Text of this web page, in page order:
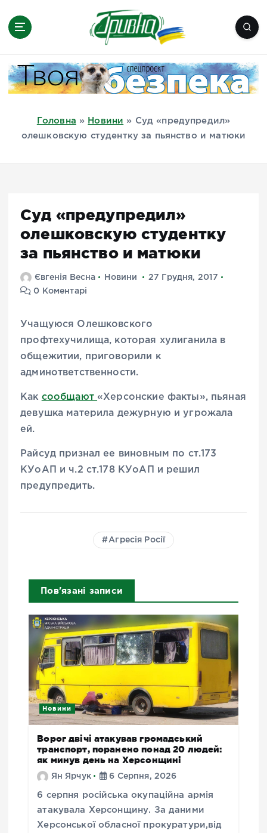
Миколаїв, Одеса, Мелітополь
Головна » Новини »
Суд «предупредил»
олешковскую студентку за пьянство и матюки
Суд «предупредил»
олешковскую студентку
за пьянство и матюки
Євгенія Весна Новини
27 Грудня, 2017
0 Коментарі
Учащуюся Олешковского
профтехучилища, которая хулиганила в
общежитии, приговорили к
админответственности.
Как сообщают«Херсонские факты», пьяная
девушка материла дежурную и угрожала
ей.
Райсуд признал ее виновным по ст.173
КУоАП и ч.2 ст.178 КУоАП и решил
предупредить.
Агресія Росії
Пов'язані записи
Новини
Ворог двічі атакував громадський
транспорт, поранено понад 20 людей:
як минув день на Херсонщині
Ян Ярчук 6 Серпня, 2026
6 серпня російська окупаційна армія
атакувала Херсонщину. За даними
Херсонської обласної прокуратури,від